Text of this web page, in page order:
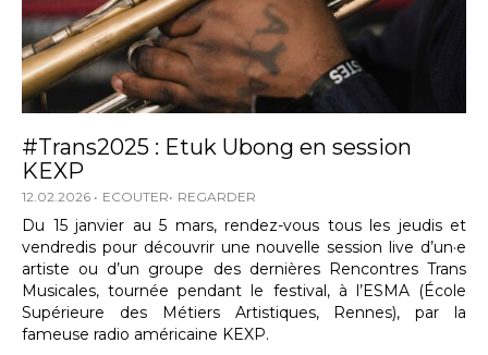
#Trans2025 : Etuk Ubong en session
KEXP
12.02.2026 ECOUTER REGARDER
Du 15 janvier au 5 mars, rendez-vous tous les jeudis et
vendredis pour découvrir une nouvelle session live d’un·e
artiste ou d’un groupe des dernières Rencontres Trans
Musicales, tournée pendant le festival, à l’ESMA (École
Supérieure des Métiers Artistiques, Rennes), par la
fameuse radio américaine KEXP.